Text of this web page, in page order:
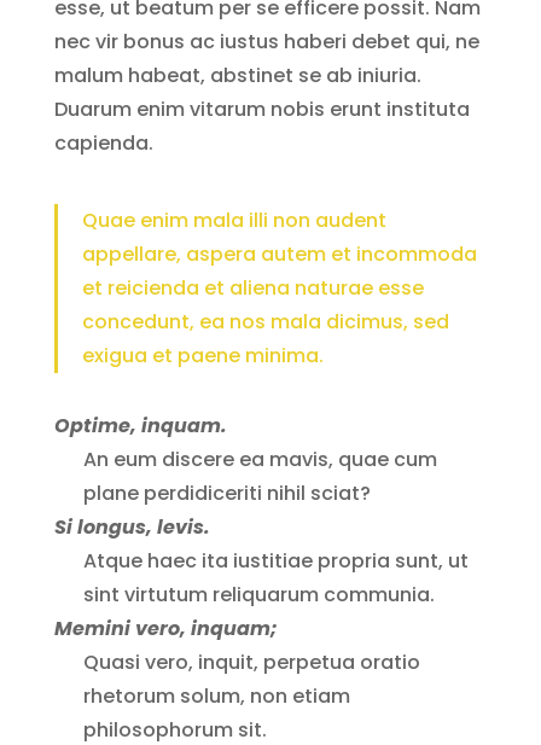
esse, ut beatum per se efficere possit. Nam
nec vir bonus ac iustus haberi debet qui, ne
malum habeat, abstinet se ab iniuria.
Duarum enim vitarum nobis erunt instituta
capienda.
Quae enim mala illi non audent
appellare, aspera autem et incommoda
et reicienda et aliena naturae esse
concedunt, ea nos mala dicimus, sed
exigua et paene minima.
Optime, inquam.
An eum discere ea mavis, quae cum
plane perdidiceriti nihil sciat?
Si longus, levis.
Atque haec ita iustitiae propria sunt, ut
sint virtutum reliquarum communia.
Memini vero, inquam;
Quasi vero, inquit, perpetua oratio
rhetorum solum, non etiam
philosophorum sit.